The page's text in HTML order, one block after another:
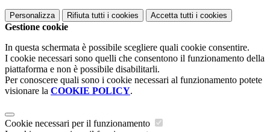
Personalizza Rifiuta tutti i cookies Accetta tutti i cookies
Gestione cookie
In questa schermata è possibile scegliere quali cookie consentire.
I cookie necessari sono quelli che consentono il funzionamento della
piattaforma e non è possibile disabilitarli.
Per conoscere quali sono i cookie necessari al funzionamento potete
visionare la COOKIE POLICY.
Cookie necessari per il funzionamento